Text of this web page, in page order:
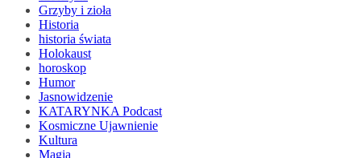
Grzyby i zioła
Historia
historia świata
Holokaust
horoskop
Humor
Jasnowidzenie
KATARYNKA Podcast
Kosmiczne Ujawnienie
Kultura
Magia